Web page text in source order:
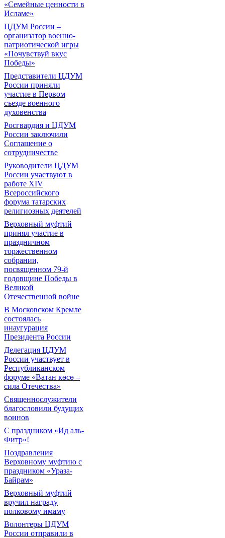
«Семейные ценности в
Исламе»
ЦДУМ России –
организатор военно-
патриотической игры
«Почувствуй вкус
Победы»
Представители ЦДУМ
России приняли
участие в Первом
съезде военного
духовенства
Росгвардия и ЦДУМ
России заключили
Соглашение о
сотрудничестве
Руководители ЦДУМ
России участвуют в
работе XIV
Всероссийского
форума татарских
религиозных деятелей
Верховный муфтий
принял участие в
праздничном
торжественном
собрании,
посвященном 79-й
годовщине Победы в
Великой
Отечественной войне
В Московском Кремле
состоялась
инаугурация
Президента России
Делегация ЦДУМ
России участвует в
Республиканском
форуме «Ватан көсө –
сила Отечества»
Священнослужители
благословили будущих
воинов
С праздником «Ид аль-
Фитр»!
Поздравления
Верховному муфтию с
праздником «Ураза-
Байрам»
Верховный муфтий
вручил награду
полковому имаму
Волонтеры ЦДУМ
России отправили в